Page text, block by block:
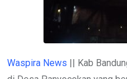
Waspira News || Kab